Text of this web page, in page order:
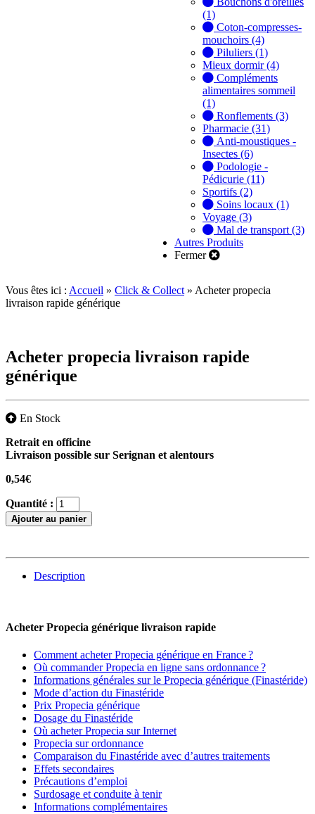
(1)
Coton-compresses-
mouchoirs (4)
Piluliers (1)
Mieux dormir (4)
Compléments
alimentaires sommeil
(1)
Ronflements (3)
Pharmacie (31)
Anti-moustiques -
Insectes (6)
Podologie -
Pédicurie (11)
Sportifs (2)
Soins locaux (1)
Voyage (3)
Mal de transport (3)
Autres Produits
Fermer
Vous êtes ici : Accueil » Click & Collect » Acheter propecia
livraison rapide générique
Acheter propecia livraison rapide
générique
En Stock
Retrait en officine
Livraison possible sur Serignan et alentours
0,54€
Quantité :
Ajouter au panier
Description
Acheter Propecia générique livraison rapide
Comment acheter Propecia générique en France ?
Où commander Propecia en ligne sans ordonnance ?
Informations générales sur le Propecia générique (Finastéride)
Mode d’action du Finastéride
Prix Propecia générique
Dosage du Finastéride
Où acheter Propecia sur Internet
Propecia sur ordonnance
Comparaison du Finastéride avec d’autres traitements
Effets secondaires
Précautions d’emploi
Surdosage et conduite à tenir
Informations complémentaires